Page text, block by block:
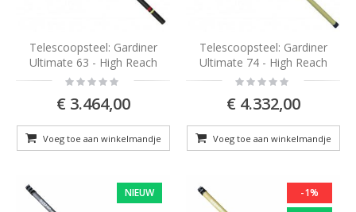
Telescoopsteel: Gardiner
Ultimate 63 - High Reach
Rating:
0%
€ 3.464,00
Voeg toe aan winkelmandje
Telescoopsteel: Gardiner
Ultimate 74 - High Reach
Rating:
0%
€ 4.332,00
Voeg toe aan winkelmandje
NIEUW
-1%